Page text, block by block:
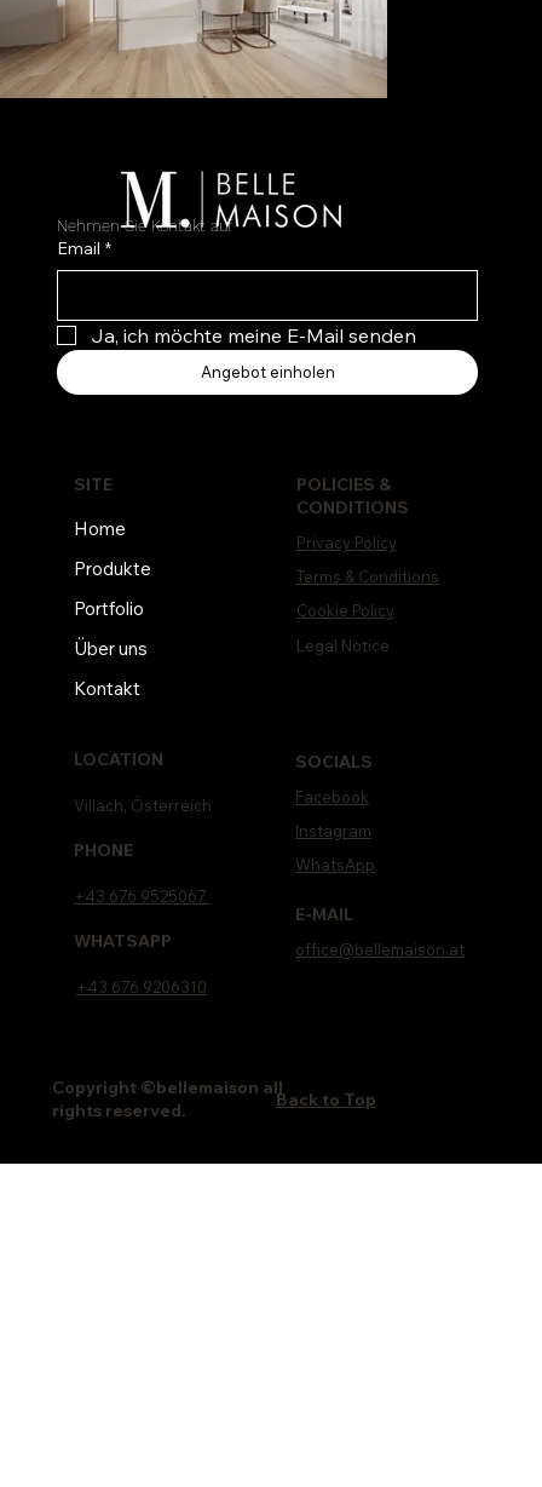
Home
Produkte
Portfolio
Über uns
Kontakt
SITE
POLICIES &
CONDITIONS
Privacy Policy
Terms & Conditions
Legal Notice
Cookie Policy
SOCIALS
Facebook
Instagram
WhatsApp
office@bellemaison.at
E-MAIL
LOCATION
Villach, Österreich
PHONE
+43 676 9525067
WHATSAPP
+43 676 9206310
Copyright ©bellemaison all
rights reserved.
Back to Top
Nehmen Sie Kontakt auf
Email *
Ja, ich möchte meine E-Mail senden
Angebot einholen